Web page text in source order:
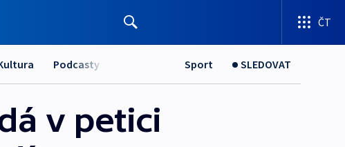
ČT
Podcasty Sport SLEDOVAT
v petici